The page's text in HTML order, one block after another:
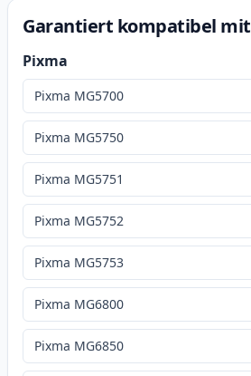
Garantiert kompatibel mit
Pixma
Pixma MG5700
Pixma MG5750
Pixma MG5751
Pixma MG5752
Pixma MG5753
Pixma MG6800
Pixma MG6850